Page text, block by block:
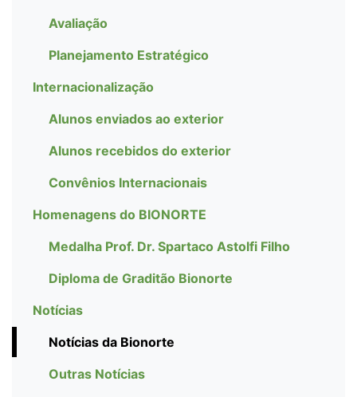
Avaliação
Planejamento Estratégico
Internacionalização
Alunos enviados ao exterior
Alunos recebidos do exterior
Convênios Internacionais
Homenagens do BIONORTE
Medalha Prof. Dr. Spartaco Astolfi Filho
Diploma de Graditão Bionorte
Notícias
Notícias da Bionorte
Outras Notícias